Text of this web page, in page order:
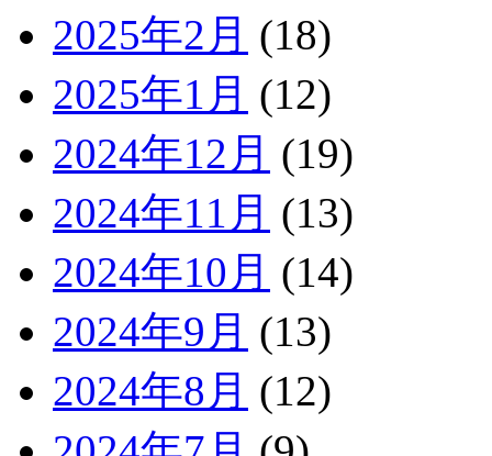
2025年2月 (18)
2025年1月 (12)
2024年12月 (19)
2024年11月 (13)
2024年10月 (14)
2024年9月 (13)
2024年8月 (12)